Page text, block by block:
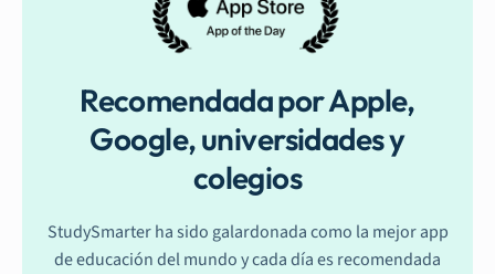
Recomendada por Apple,
Google, universidades y
colegios
StudySmarter ha sido galardonada como la mejor app
de educación del mundo y cada día es recomendada